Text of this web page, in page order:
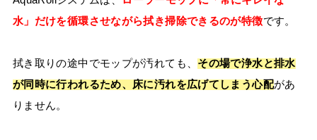
水」だけを循環させながら拭き掃除できるのが特徴です。
拭き取りの途中でモップが汚れても、 その場で浄水と排水
が同時に行われるため、床に汚れを広げてしまう心配があ
りません。